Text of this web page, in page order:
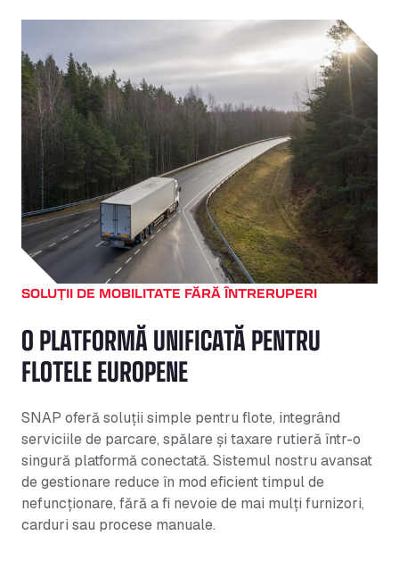
SOLUȚII DE MOBILITATE FĂRĂ ÎNTRERUPERI
O PLATFORMĂ UNIFICATĂ PENTRU
FLOTELE EUROPENE
SNAP oferă soluții simple pentru flote, integrând
serviciile de parcare, spălare și taxare rutieră într-o
singură platformă conectată. Sistemul nostru avansat
de gestionare reduce în mod eficient timpul de
nefuncționare, fără a fi nevoie de mai mulți furnizori,
carduri sau procese manuale.